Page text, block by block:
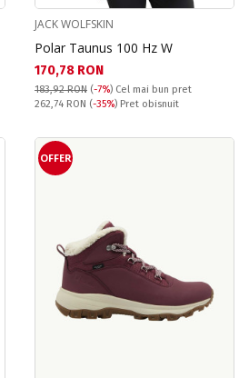
JACK WOLFSKIN
Polar Taunus 100 Hz W
Текуща цена:
170,78 RON
183,92 RON (-7%) Cel mai bun pret
Pret obisnuit:
262,74 RON (-35%) Pret obisnuit
OFFER